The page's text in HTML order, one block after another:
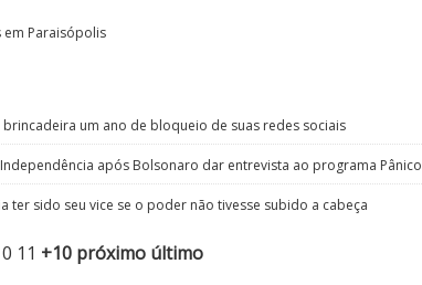
em Paraisópolis
um ano de bloqueio de suas redes sociais
após Bolsonaro dar entrevista ao programa Pânico
sido seu vice se o poder não tivesse subido a cabeça
11 +10 próximo último